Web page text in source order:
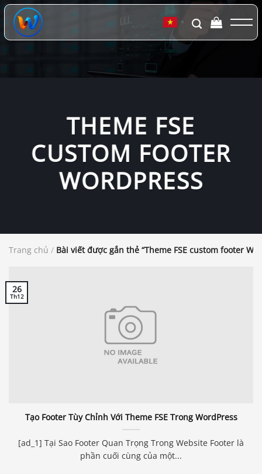
Chuyển
đến
dung
▼
THEME FSE
CUSTOM FOOTER
WORDPRESS
Trang chủ / Bài viết được gắn thẻ “Theme FSE custom footer
Tạo Footer Tùy Chỉnh Với Theme FSE Trong WordPress
[ad_1] Tại Sao Footer Quan Trọng Trong Website Footer là
phần cuối cùng của một...
26
Th12